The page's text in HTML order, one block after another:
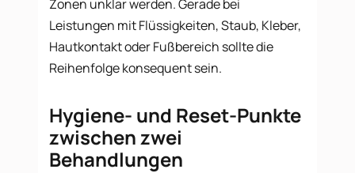
Zonen unklar werden. Gerade bei
Leistungen mit Flüssigkeiten, Staub, Kleber,
Hautkontakt oder Fußbereich sollte die
Reihenfolge konsequent sein.
Hygiene- und Reset-Punkte
zwischen zwei
Behandlungen